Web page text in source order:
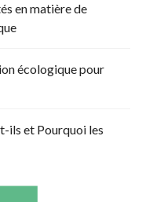
en matière de
écologique pour
ils et Pourquoi les